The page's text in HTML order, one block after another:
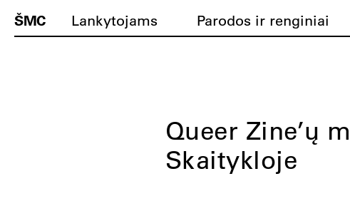
ŠMC Lankytojams Parodos ir renginiai
Queer Zine’ų
Skaitykloje